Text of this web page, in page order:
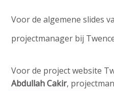
Voor de algemene slides
projectmanager bij
Voor de project website
Abdullah Cakir,